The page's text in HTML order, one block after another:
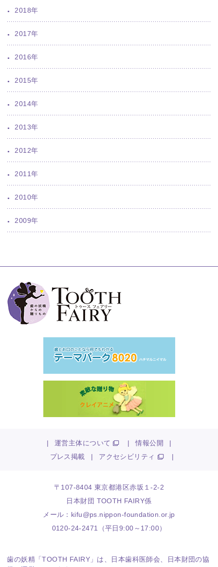
2018年
2017年
2016年
2015年
2014年
2013年
2012年
2011年
2010年
2009年
| 運営主体について | 情報公開
|
プレス掲載
| アクセシビリティ |
〒107-8404 東京都港区赤坂１-2-2
日本財団 TOOTH FAIRY係
メール： kifu@ps.nippon-foundation.or.jp
0120-24-2471（平日9:00～17:00）
歯の妖精「TOOTH FAIRY」は、 日本歯科医師会 日本財団の協